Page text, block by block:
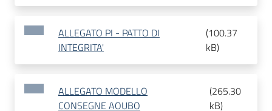
ALLEGATO PI - PATTO DI
INTEGRITA'
(100.37
kB)
ALLEGATO MODELLO
CONSEGNE AOUBO
(265.30
kB)